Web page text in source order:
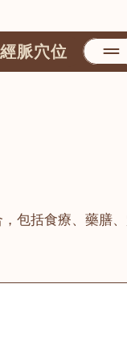
經脈穴位
包括食療、藥膳